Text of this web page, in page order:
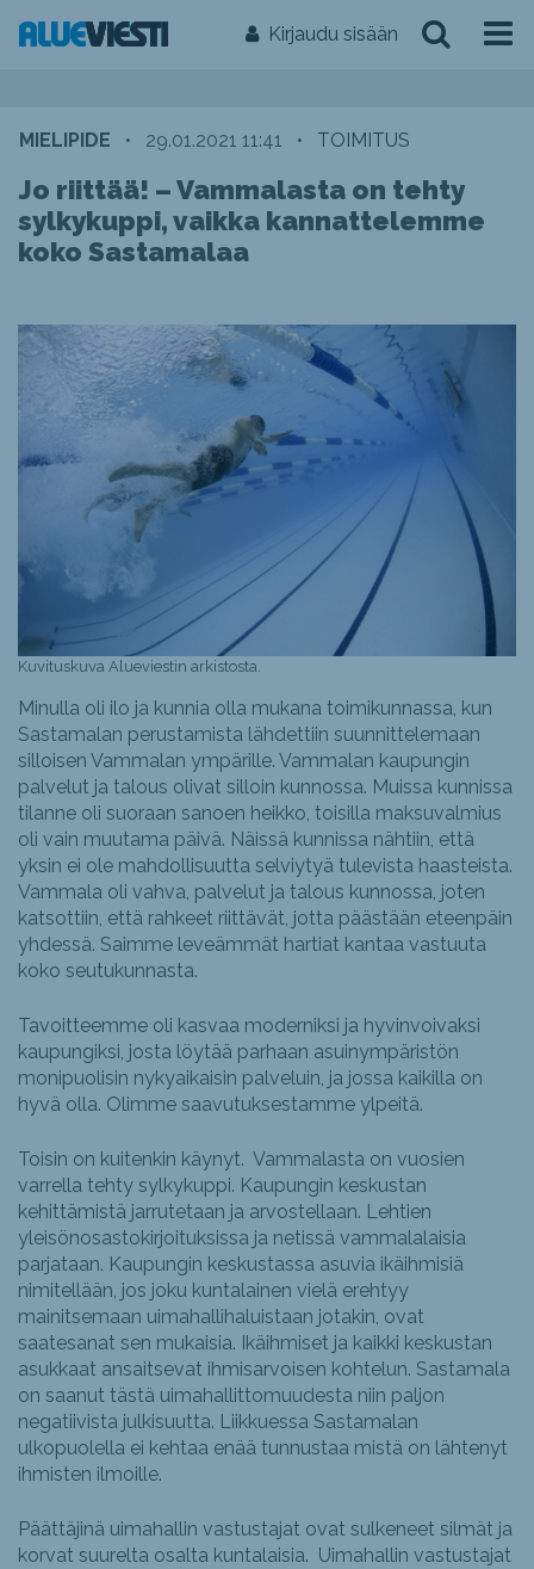
Kirjaudu sisään
MIELIPIDE • 29.01.2021 11:41 • TOIMITUS
Jo riittää! – Vammalasta on tehty
sylkykuppi, vaikka kannattelemme
koko Sastamalaa
Kuvituskuva Alueviestin arkistosta.
Minulla oli ilo ja kunnia olla mukana toimikunnassa, kun
Sastamalan perustamista lähdettiin suunnittelemaan
silloisen Vammalan ympärille. Vammalan kaupungin
palvelut ja talous olivat silloin kunnossa. Muissa kunnissa
tilanne oli suoraan sanoen heikko, toisilla maksuvalmius
oli vain muutama päivä. Näissä kunnissa nähtiin, että
yksin ei ole mahdollisuutta selviytyä tulevista haasteista.
Vammala oli vahva, palvelut ja talous kunnossa, joten
katsottiin, että rahkeet riittävät, jotta päästään eteenpäin
yhdessä. Saimme leveämmät hartiat kantaa vastuuta
koko seutukunnasta.
Tavoitteemme oli kasvaa moderniksi ja hyvinvoivaksi
kaupungiksi, josta löytää parhaan asuinympäristön
monipuolisin nykyaikaisin palveluin, ja jossa kaikilla on
hyvä olla. Olimme saavutuksestamme ylpeitä.
Toisin on kuitenkin käynyt. Vammalasta on vuosien
varrella tehty sylkykuppi. Kaupungin keskustan
kehittämistä jarrutetaan ja arvostellaan. Lehtien
yleisönosastokirjoituksissa ja netissä vammalalaisia
parjataan. Kaupungin keskustassa asuvia ikäihmisiä
nimitellään, jos joku kuntalainen vielä erehtyy
mainitsemaan uimahallihaluistaan jotakin, ovat
saatesanat sen mukaisia. Ikäihmiset ja kaikki keskustan
asukkaat ansaitsevat ihmisarvoisen kohtelun. Sastamala
on saanut tästä uimahallittomuudesta niin paljon
negatiivista julkisuutta. Liikkuessa Sastamalan
ulkopuolella ei kehtaa enää tunnustaa mistä on lähtenyt
ihmisten ilmoille.
Päättäjinä uimahallin vastustajat ovat sulkeneet silmät ja
korvat suurelta osalta kuntalaisia. Uimahallin vastustajat